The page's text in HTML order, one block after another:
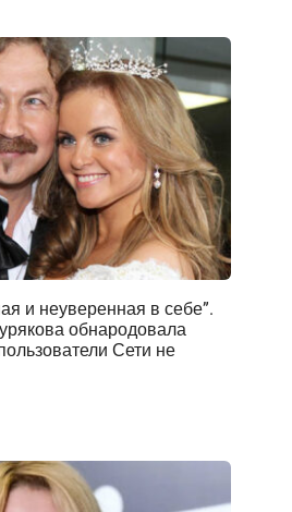
и неуверенная в себе”.
обнародовала
Сети не